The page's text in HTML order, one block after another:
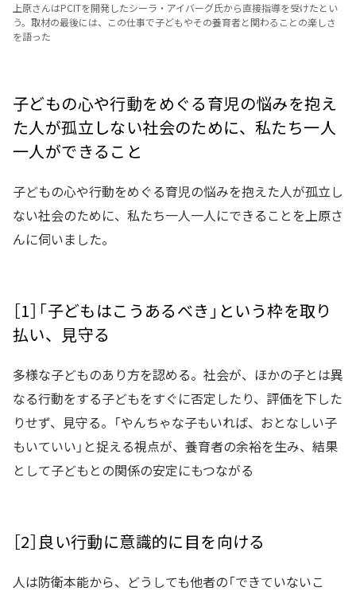
上原さんはPCITを開発したシーラ・アイバーグ氏から直接指導を受けたとい
う。取材の最後には、この仕事で子どもやその養育者と関わることの楽しさ
を語った
子どもの心や行動をめぐる育児の悩みを抱え
た人が孤立しない社会のために、私たち一人
一人ができること
子どもの心や行動をめぐる育児の悩みを抱えた人が孤立し
ない社会のために、私たち一人一人にできることを上原さ
んに伺いました。
［1］「子どもはこうあるべき」という枠を取り
払い、見守る
多様な子どものあり方を認める。社会が、ほかの子とは異
なる行動をする子どもをすぐに否定したり、評価を下した
りせず、見守る。「やんちゃな子もいれば、おとなしい子
もいていい」と捉える視点が、養育者の余裕を生み、結果
として子どもとの関係の安定にもつながる
［2］良い行動に意識的に目を向ける
人は防衛本能から、どうしても他者の「できていないこ